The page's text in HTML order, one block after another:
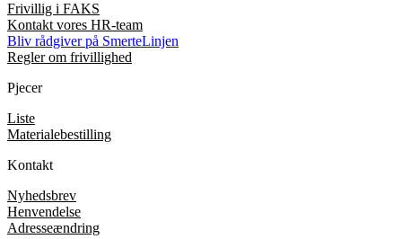
Frivillig i FAKS
Kontakt vores HR-team
Bliv rådgiver på SmerteLinjen
Regler om frivillighed
Pjecer
Liste
Materialebestilling
Kontakt
Nyhedsbrev
Henvendelse
Adresseændring